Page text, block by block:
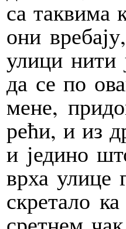
са та­квима
они
улици нити
да се по
мене,
рећи, и из
и једино
врха улице
скретало